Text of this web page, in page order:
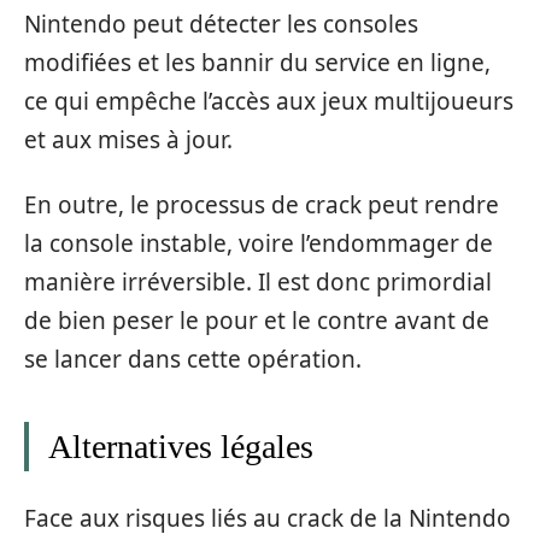
Nintendo peut détecter les consoles
modifiées et les bannir du service en ligne,
ce qui empêche l’accès aux jeux multijoueurs
et aux mises à jour.
En outre, le processus de crack peut rendre
la console instable, voire l’endommager de
manière irréversible. Il est donc primordial
de bien peser le pour et le contre avant de
se lancer dans cette opération.
Alternatives légales
Face aux risques liés au crack de la Nintendo